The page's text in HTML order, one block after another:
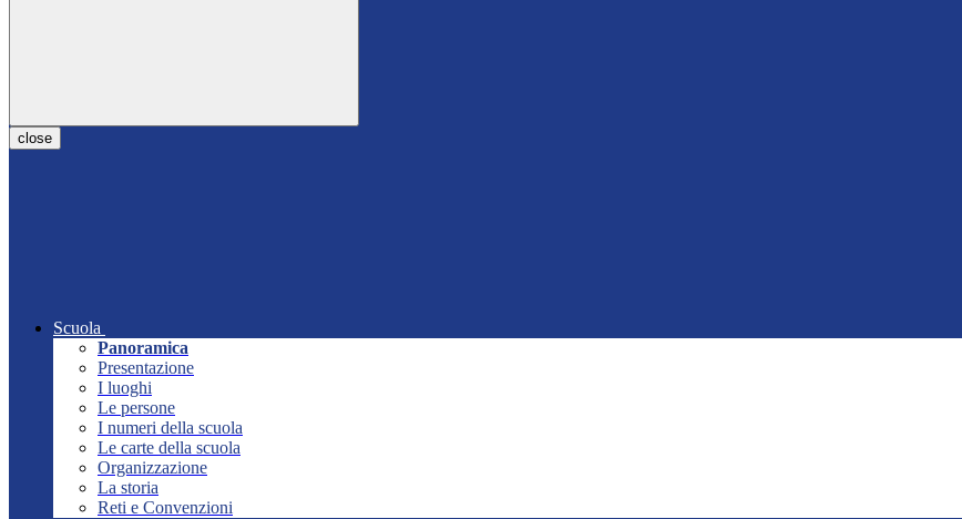
close
Scuola
Panoramica
Presentazione
I luoghi
Le persone
I numeri della scuola
Le carte della scuola
Organizzazione
La storia
Reti e Convenzioni